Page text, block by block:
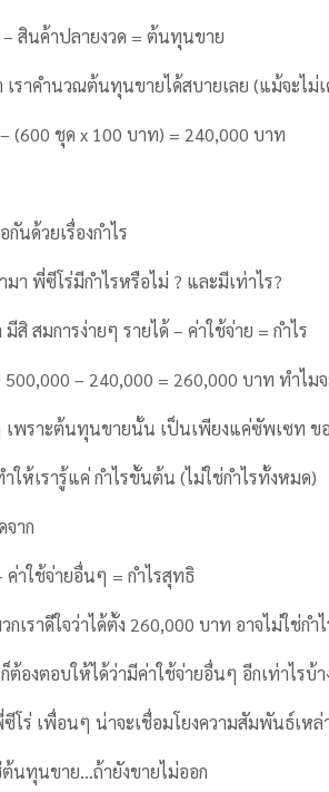
สินค้าปลายงวด = ต้นทุนขาย
เราคำนวณต้นทุนขายได้สบายเลย (แม้จะไ
(600 ชุด x 100 บาท) = 240,000 บาท
นด้วยเรื่องกำไร
า พี่ซีโร่มีกำไรหรือไม่ ? และมีเท่าไร?
สิ สมการง่ายๆ รายได้ – ค่าใช้จ่าย = กำไร
– 240,000 = 260,000 บาท ทำไม
เพราะต้นทุนขายนั้น เป็นเพียงแค่ซัพเซท ขอ
ให้เรารู้แค่ กำไรขั้นต้น (ไม่ใช่กำไรทั้งหมด)
าก
าใช้จ่ายอื่นๆ = กำไรสุทธิ
เราดีใจว่าได้ตั้ง 260,000 บาท อาจไม่ใช่กำ
ต้องตอบให้ได้ว่ามีค่าใช้จ่ายอื่นๆ อีกเท่าไรบ้า
โร่ เพื่อนๆ น่าจะเชื่อมโยงความสัมพันธ์เหล่
นทุนขาย…ถ้ายังขายไม่ออก